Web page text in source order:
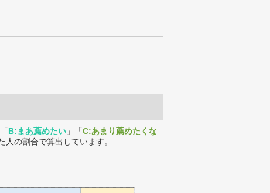
B:まあ薦めたい 」「C:あまり薦めたくな
人の割合で算出しています。